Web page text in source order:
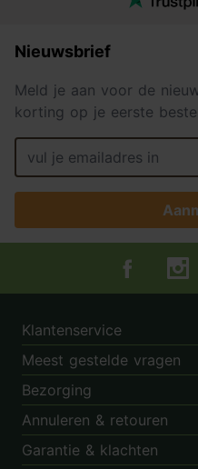
Nieuwsbrief
Meld je aan voor de
korting op je eerste
Klantenservice
Meest gestelde vragen
Bezorging
Annuleren & retouren
Garantie & klachten